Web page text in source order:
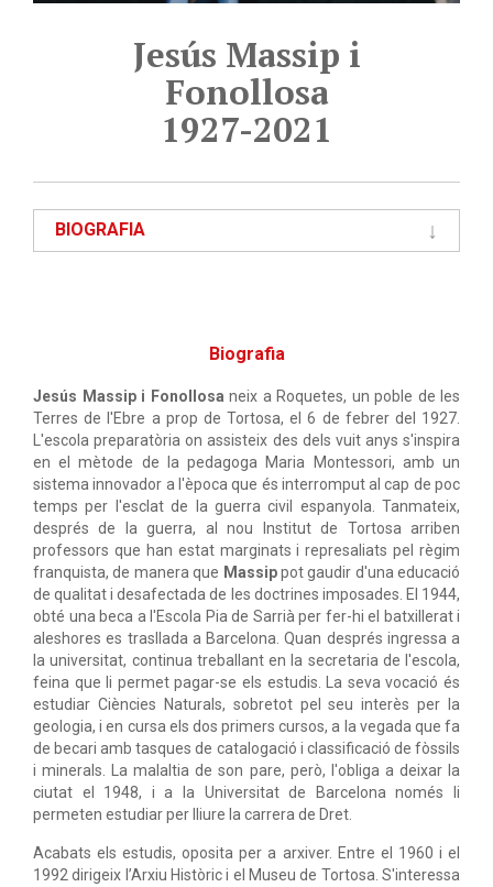
Jesús Massip i
Fonollosa
1927-2021
BIOGRAFIA
Biografia
Jesús Massip i Fonollosa neix a Roquetes, un poble de les
Terres de l'Ebre a prop de Tortosa, el 6 de febrer del 1927.
L'escola preparatòria on assisteix des dels vuit anys s'inspira
en el mètode de la pedagoga Maria Montessori, amb un
sistema innovador a l'època que és interromput al cap de poc
temps per l'esclat de la guerra civil espanyola. Tanmateix,
després de la guerra, al nou Institut de Tortosa arriben
professors que han estat marginats i represaliats pel règim
franquista, de manera que Massippot gaudir d'una educació
de qualitat i desafectada de les doctrines imposades. El 1944,
obté una beca a l'Escola Pia de Sarrià per fer-hi el batxillerat i
aleshores es trasllada a Barcelona. Quan després ingressa a
la universitat, continua treballant en la secretaria de l'escola,
feina que li permet pagar-se els estudis. La seva vocació és
estudiar Ciències Naturals, sobretot pel seu interès per la
geologia, i en cursa els dos primers cursos, a la vegada que fa
de becari amb tasques de catalogació i classificació de fòssils
i minerals. La malaltia de son pare, però, l'obliga a deixar la
ciutat el 1948, i a la Universitat de Barcelona només li
permeten estudiar per lliure la carrera de Dret.
Acabats els estudis, oposita per a arxiver. Entre el 1960 i el
1992 dirigeix l’Arxiu Històric i el Museu de Tortosa. S'interessa